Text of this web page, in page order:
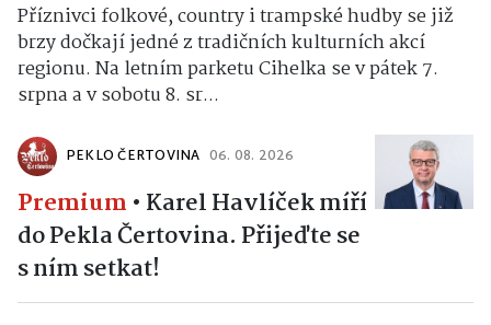
Příznivci folkové, country i trampské hudby se již
brzy dočkají jedné z tradičních kulturních akcí
regionu. Na letním parketu Cihelka se v pátek 7.
srpna a v sobotu 8. sr...
PEKLO ČERTOVINA 06. 08. 2026
Premium • Karel Havlíček míří
do Pekla Čertovina. Přijeďte se
s ním setkat!